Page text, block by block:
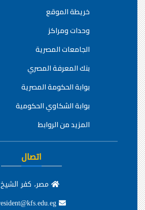
خريطة الموقع
وحدات ومراكز
الجامعات المصرية
بنك المعرفة المصري
بوابة الحكومة المصرية
بوابة الشكاوي الحكومية
المزيد من الروابط
اتصال
مصر، كفر الشيخ